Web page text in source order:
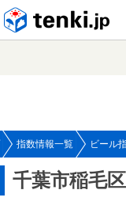
指数情報一覧 ビール
千葉市稲毛